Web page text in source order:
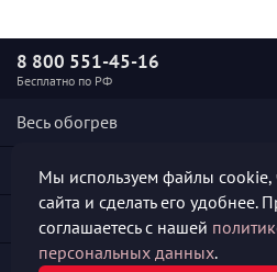
8 800 551-45-16
Бесплатно по РФ
Весь обогрев
Наши услуги
Полезная информация
Мы используем файлы cookie,
сайта и сделать его удобнее.
соглашаетесь с нашей
персональных данных.